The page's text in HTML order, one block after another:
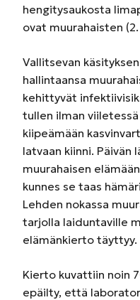
hengitysaukosta
ovat muurahaisten
Vallitsevan
hallintaansa
kehittyvät
tullen ilman
kiipeämään
latvaan kiinni. Päivän
muurahaisen
kunnes se taas
Lehden nokassa
tarjolla laiduntaville
elämänkierto täyttyy.
Kierto kuvattiin noin
epäilty, että